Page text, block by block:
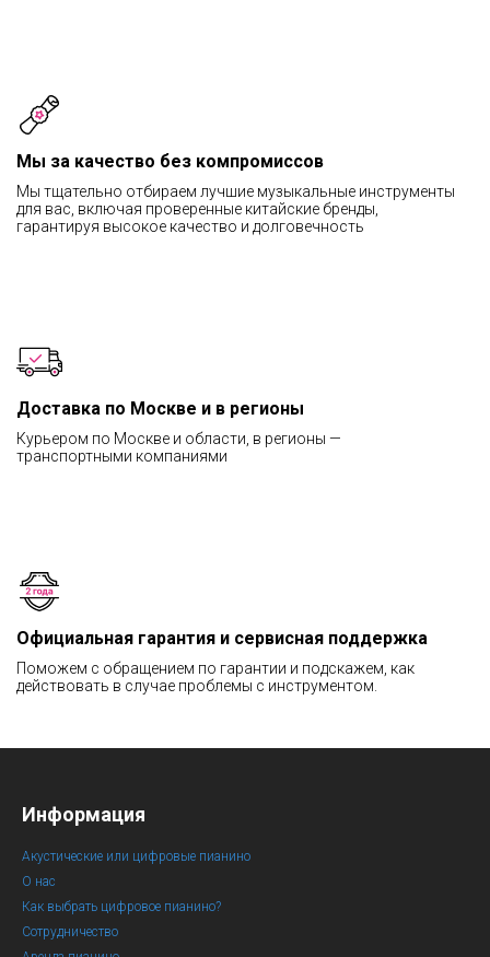
Мы за качество без компромиссов
Мы тщательно отбираем лучшие музыкальные инструменты
для вас, включая проверенные китайские бренды,
гарантируя высокое качество и долговечность
Доставка по Москве и в регионы
Курьером по Москве и области, в регионы —
транспортными компаниями
Официальная гарантия и сервисная поддержка
Поможем с обращением по гарантии и подскажем, как
действовать в случае проблемы с инструментом.
Информация
Акустические или цифровые пианино
О нас
Как выбрать цифровое пианино?
Сотрудничество